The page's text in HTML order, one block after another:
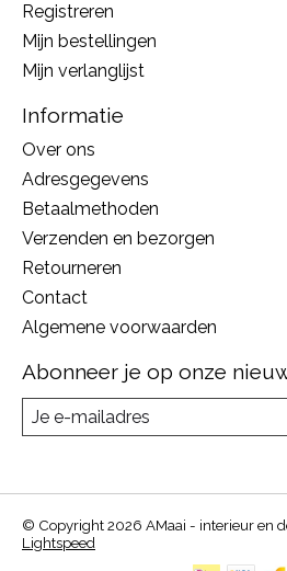
Registreren
Mijn bestellingen
Mijn verlanglijst
Informatie
Over ons
Adresgegevens
Betaalmethoden
Verzenden en bezorgen
Retourneren
Contact
Algemene voorwaarden
Abonneer je op onze
© Copyright 2026 AMaai - interieur en
Lightspeed